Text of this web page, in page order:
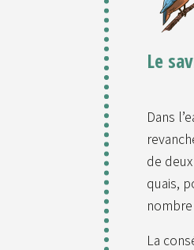
Le
Dans
de
quais,
La